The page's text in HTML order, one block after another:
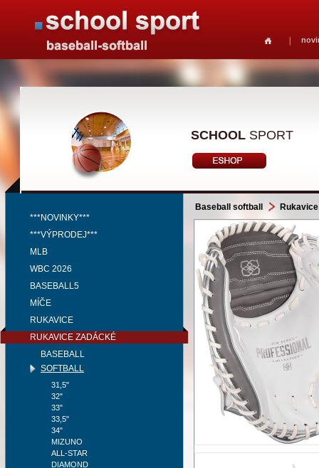
SCHOOL SPORT
***NOVINKY***
***VÝPRODEJ***
MLB
WBC 2026
BASEBALL5
MÍČE
RUKAVICE
RUKAVICE ZADÁCKÉ
BASEBALL
SOFTBALL
31,5"
32"
33"
33,5"
34"
MIZUNO
ALL-STAR
DIAMOND
Baseball softball